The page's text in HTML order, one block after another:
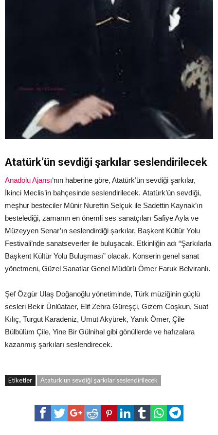
Atatürk’ün sevdiği şarkılar seslendirilecek
Anadolu Ajansı‘nın haberine göre, Atatürk’ün sevdiği şarkılar,
İkinci Meclis’in bahçesinde seslendirilecek. Atatürk’ün sevdiği,
meşhur besteciler Münir Nurettin Selçuk ile Sadettin Kaynak’ın
bestelediği, zamanın en önemli ses sanatçıları Safiye Ayla ve
Müzeyyen Senar’ın seslendirdiği şarkılar, Başkent Kültür Yolu
Festivali’nde sanatseverler ile buluşacak. Etkinliğin adı “Şarkılarla
Başkent Kültür Yolu Buluşması” olacak. Konserin genel sanat
yönetmeni, Güzel Sanatlar Genel Müdürü Ömer Faruk Belviranlı.
Şef Özgür Ulaş Doğanoğlu yönetiminde, Türk müziğinin güçlü
sesleri Bekir Ünlüataer, Elif Zehra Güreşçi, Gizem Coşkun, Suat
Kılıç, Turgut Karadeniz, Umut Akyürek, Yanık Ömer, Çile
Bülbülüm Çile, Yine Bir Gülnihal gibi gönüllerde ve hafızalara
kazanmış şarkıları seslendirecek.
Etiketler Atatürk'ün sevdiği şarkılar seslendirilecek